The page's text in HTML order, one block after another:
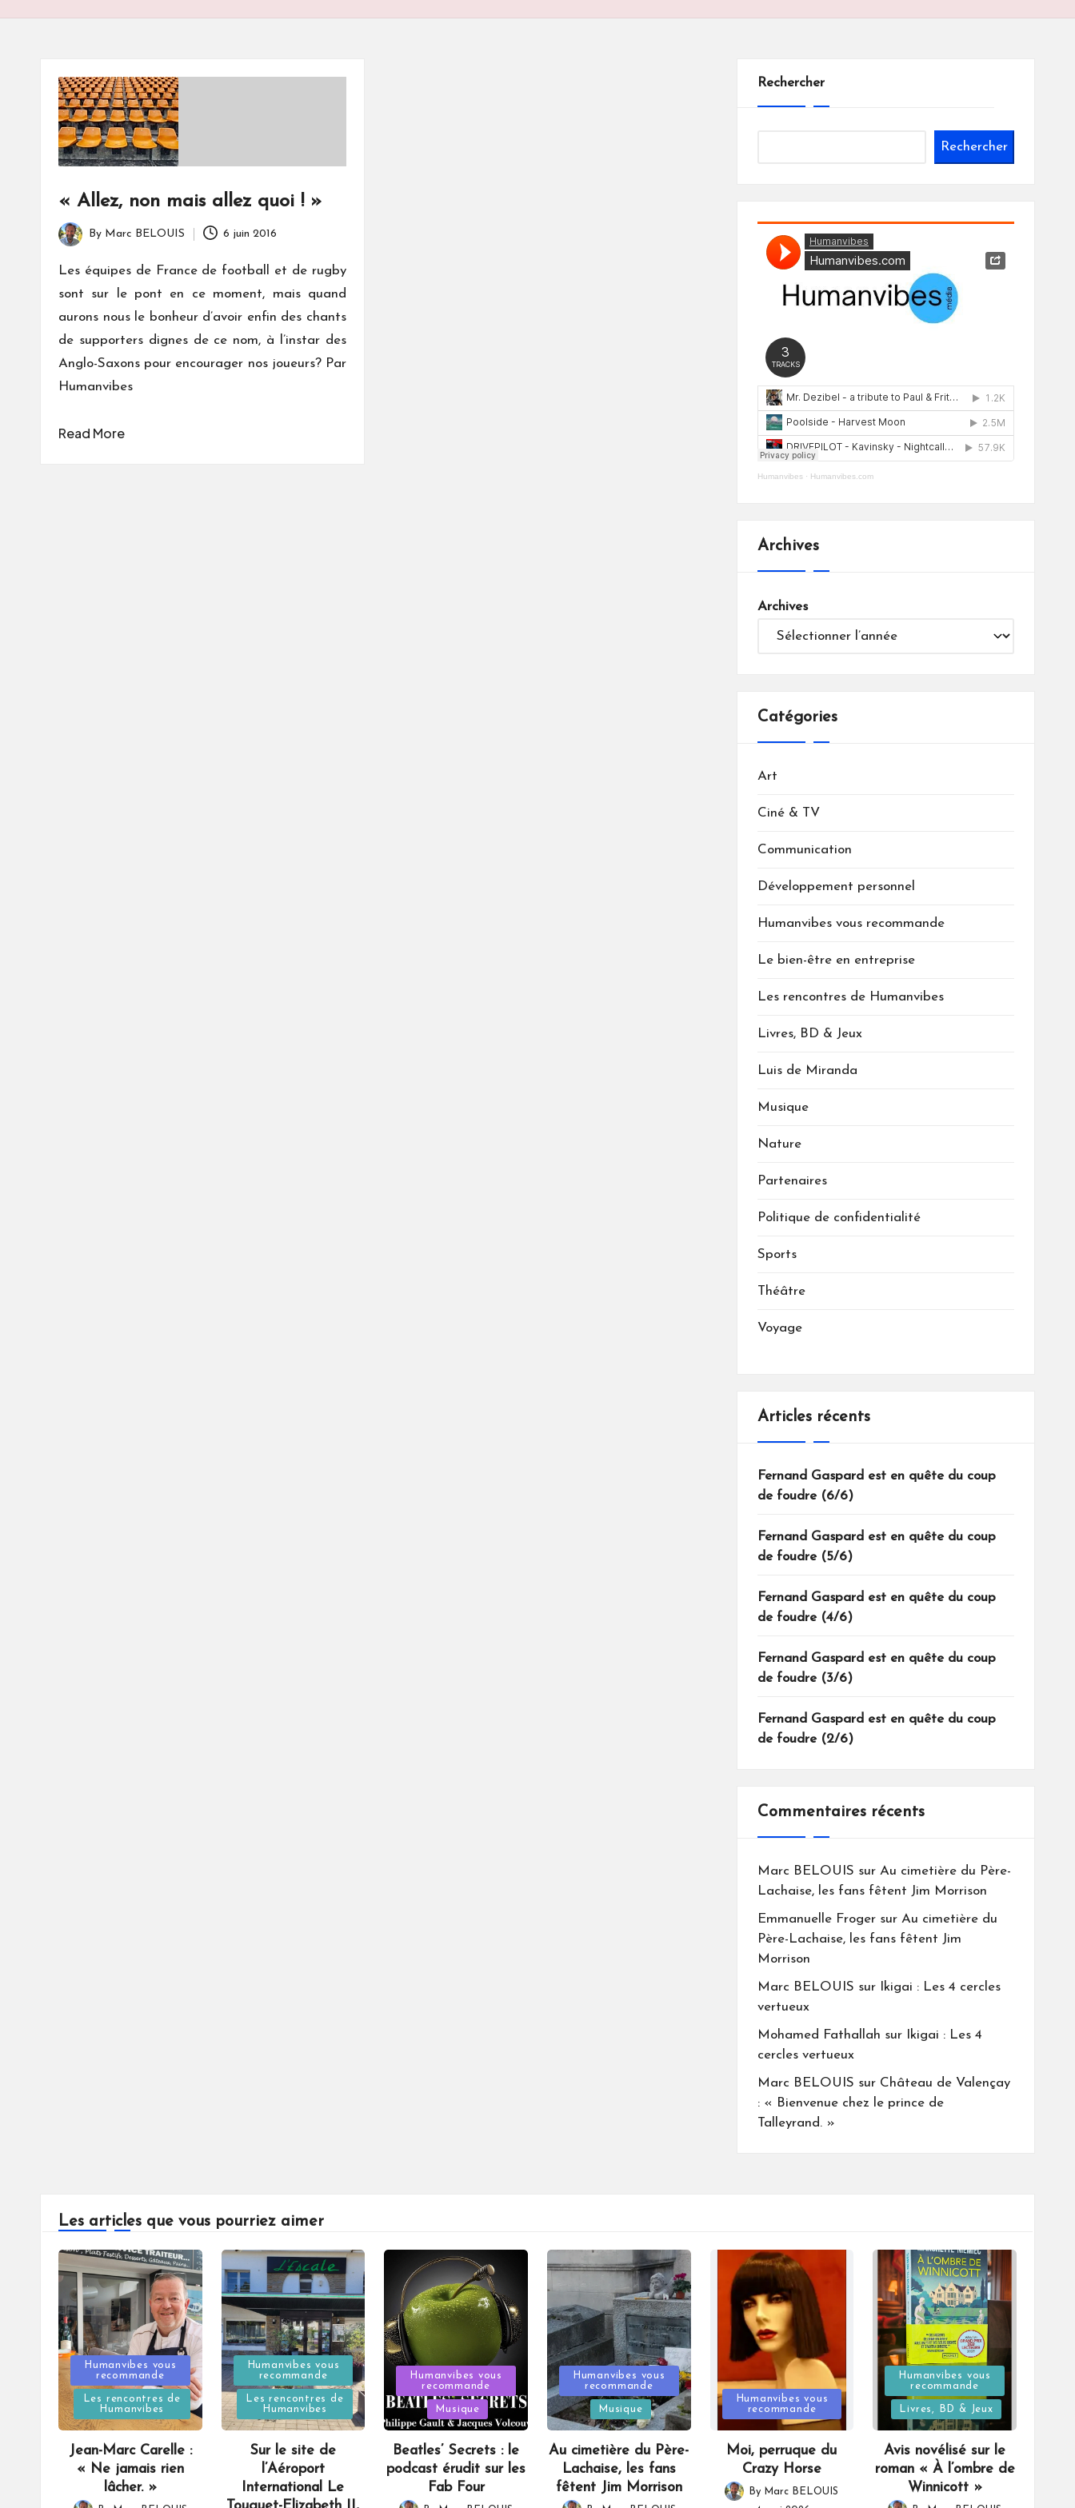
« Allez, non mais allez quoi ! »
Posted
by
By Marc BELOUIS 6 juin 2016
Les équipes de France de football et de rugby
sont sur le pont en ce moment, mais quand
aurons nous le bonheur d’avoir enfin des chants
de supporters dignes de ce nom, à l’instar des
Anglo-Saxons pour encourager nos joueurs? Par
Humanvibes
Read More
Rechercher
Rechercher
Humanvibes· Humanvibes.com
Archives
Archives
Catégories
Art
Ciné & TV
Communication
Développement personnel
Humanvibes vous recommande
Le bien-être en entreprise
Les rencontres de Humanvibes
Livres, BD & Jeux
Luis de Miranda
Musique
Nature
Partenaires
Politique de confidentialité
Sports
Théâtre
Voyage
Articles récents
Fernand Gaspard est en quête du coup
de foudre (6/6)
Fernand Gaspard est en quête du coup
de foudre (5/6)
Fernand Gaspard est en quête du coup
de foudre (4/6)
Fernand Gaspard est en quête du coup
de foudre (3/6)
Fernand Gaspard est en quête du coup
de foudre (2/6)
Commentaires récents
Marc BELOUIS sur Au cimetière du Père-
Lachaise, les fans fêtent Jim Morrison
Emmanuelle Frogersur Au cimetière du
Père-Lachaise, les fans fêtent Jim
Morrison
Marc BELOUIS sur
Ikigai : Les 4 cercles
vertueux
Mohamed Fathallah sur
Ikigai : Les 4
cercles vertueux
Marc BELOUIS sur Château de Valençay
: « Bienvenue chez le prince de
Talleyrand. »
Les articles que vous pourriez aimer
Posted
in
Humanvibes vous
recommande
Les rencontres de
Humanvibes
Jean-Marc Carelle :
« Ne jamais rien
lâcher. »
Posted
in
Humanvibes vous
recommande
Les rencontres de
Humanvibes
Sur le site de
l’Aéroport
International Le
Posted
in
Humanvibes vous
recommande
Musique
Beatles’ Secrets : le
podcast érudit sur les
Fab Four
Posted
in
Humanvibes vous
recommande
Musique
Au cimetière du Père-
Lachaise, les fans
fêtent Jim Morrison
Posted
in
Humanvibes vous
recommande
Moi, perruque du
Crazy Horse
Posted
By Marc BELOUIS
Posted
in
Humanvibes vous
recommande
Livres, BD & Jeux
Avis novélisé sur le
roman « À l’ombre de
Winnicott »